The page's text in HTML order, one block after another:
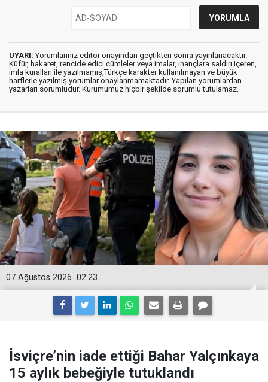
UYARI: Yorumlarınız editör onayından geçtikten sonra yayınlanacaktır.
Küfür, hakaret, rencide edici cümleler veya imalar, inançlara saldırı içeren,
imla kuralları ile yazılmamış,Türkçe karakter kullanılmayan ve büyük
harflerle yazılmış yorumlar onaylanmamaktadır. Yapılan yorumlardan
yazarları sorumludur. Kurumumuz hiçbir şekilde sorumlu tutulamaz.
02:23
07 Ağustos 2026
İsviçre’nin iade ettiği Bahar Yalçınkaya
15 aylık bebeğiyle tutuklandı